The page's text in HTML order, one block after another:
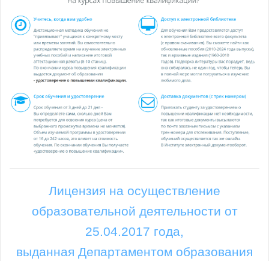
Лицензия на осуществление
образовательной деятельности от
25.04.2017 года,
выданная Департаментом образования